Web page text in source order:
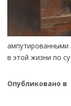
ампутированными
в этой жизни по
Опубликовано в